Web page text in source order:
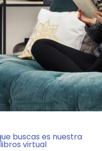
buscas es nuestra
virtual